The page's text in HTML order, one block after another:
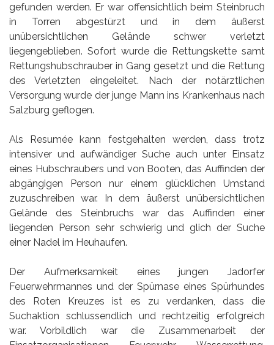
gefunden werden. Er war offensichtlich beim Steinbruch
in Torren abgestürzt und in dem äußerst
unübersichtlichen Gelände schwer verletzt
liegengeblieben. Sofort wurde die Rettungskette samt
Rettungshubschrauber in Gang gesetzt und die Rettung
des Verletzten eingeleitet. Nach der notärztlichen
Versorgung wurde der junge Mann ins Krankenhaus nach
Salzburg geflogen.
Als Resumée kann festgehalten werden, dass trotz
intensiver und aufwändiger Suche auch unter Einsatz
eines Hubschraubers und von Booten, das Auffinden der
abgängigen Person nur einem glücklichen Umstand
zuzuschreiben war. In dem äußerst unübersichtlichen
Gelände des Steinbruchs war das Auffinden einer
liegenden Person sehr schwierig und glich der Suche
einer Nadel im Heuhaufen.
Der Aufmerksamkeit eines jungen Jadorfer
Feuerwehrmannes und der Spürnase eines Spürhundes
des Roten Kreuzes ist es zu verdanken, dass die
Suchaktion schlussendlich und rechtzeitig erfolgreich
war. Vorbildlich war die Zusammenarbeit der